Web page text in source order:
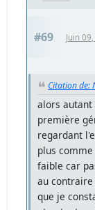
#69 Juin
Citation de:
alors autant
première
regardant
plus
faible car
au contraire
que je